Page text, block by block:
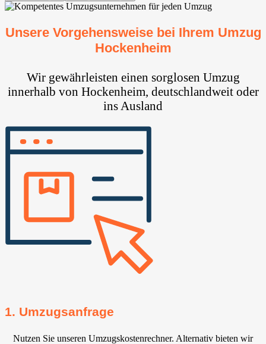
Unsere Vorgehensweise bei Ihrem Umzug
Hockenheim
Wir gewährleisten einen sorglosen Umzug
innerhalb von Hockenheim, deutschlandweit oder
ins Ausland
1. Umzugsanfrage
Nutzen Sie unseren Umzugskostenrechner. Alternativ bieten wir